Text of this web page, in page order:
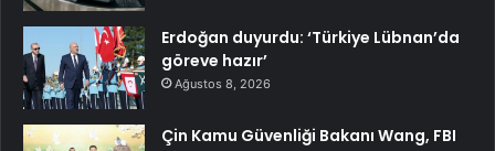
Erdoğan duyurdu: ‘Türkiye Lübnan’da
göreve hazır’
Ağustos 8, 2026
Çin Kamu Güvenliği Bakanı Wang, FBI